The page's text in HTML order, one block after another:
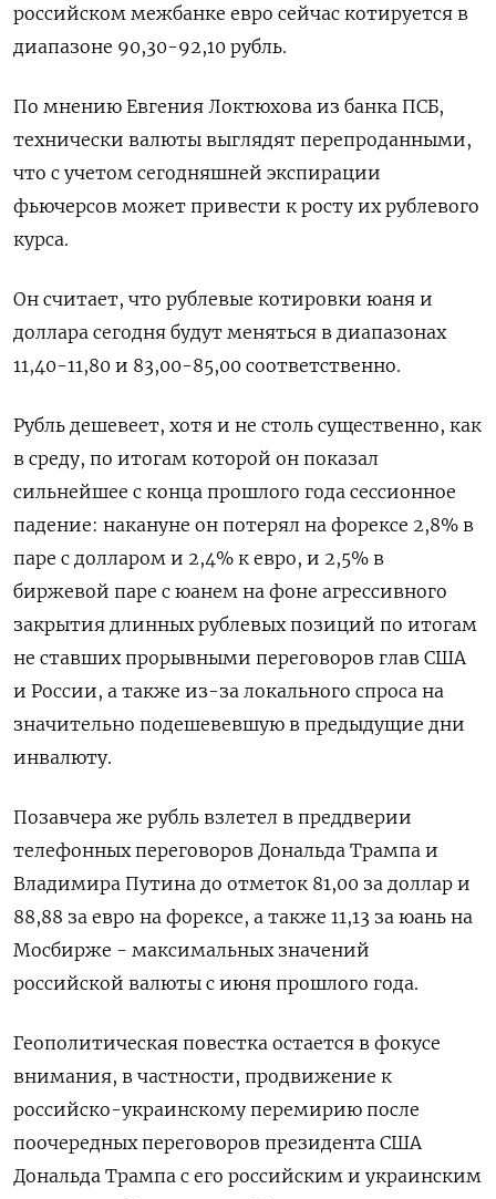
российском межбанке евро сейчас котируется в
диапазоне 90,30-92,10 рубль.
По мнению Евгения Локтюхова из банка ПСБ,
технически валюты выглядят перепроданными,
что с учетом сегодняшней экспирации
фьючерсов может привести к росту их рублевого
курса.
Он считает, что рублевые котировки юаня и
доллара сегодня будут меняться в диапазонах
11,40-11,80 и 83,00-85,00 соответственно.
Рубль дешевеет, хотя и не столь существенно, как
в среду, по итогам которой он показал
сильнейшее с конца прошлого года сессионное
падение: накануне он потерял на форексе 2,8% в
паре с долларом и 2,4% к евро, и 2,5% в
биржевой паре с юанем на фоне агрессивного
закрытия длинных рублевых позиций по итогам
не ставших прорывными переговоров глав США
и России, а также из-за локального спроса на
значительно подешевевшую в предыдущие дни
инвалюту.
Позавчера же рубль взлетел в преддверии
телефонных переговоров Дональда Трампа и
Владимира Путина до отметок 81,00 за доллар и
88,88 за евро на форексе, а также 11,13 за юань на
Мосбирже - максимальных значений
российской валюты с июня прошлого года.
Геополитическая повестка остается в фокусе
внимания, в частности, продвижение к
российско-украинскому перемирию после
поочередных переговоров президента США
Дональда Трампа с его российским и украинским